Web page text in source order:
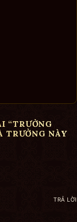
“TRƯỜNG
TRƯỜNG NÀY
TRẢ LỜI